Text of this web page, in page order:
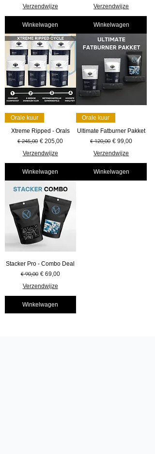
Verzendwijze
Winkelwagen
Verzendwijze
Winkelwagen
Orale kuur
Xtreme Ripped - Orals
Normale prijs
€ 245,00 Verkoopprijs
€ 205,00
Verzendwijze
Winkelwagen
Orale kuur
Ultimate Fatburner Pakket
Normale prijs
€ 120,00 Verkoopprijs
€ 99,00
Verzendwijze
Winkelwagen
Stacker Pro - Combo Deal
Normale prijs
€ 90,00 Verkoopprijs
€ 69,00
Verzendwijze
Winkelwagen